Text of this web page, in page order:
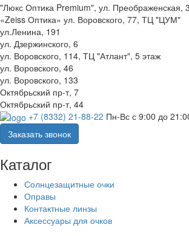
"Люкс Оптика Premium", ул. Преображенская,
«Zeiss Оптика» ул. Воровского, 77, ТЦ "ЦУМ"
ул.Ленина, 191
ул. Дзержинского, 6
ул. Воровского, 114, ТЦ "Атлант", 5 этаж
ул. Воровского, 46
ул. Воровского, 133
Октябрьский пр-т, 7
Октябрьский пр-т, 44
+7 (8332) 21-88-22 Пн-Вс с 9:00 до
Заказать звонок
Каталог
Солнцезащитные очки
Оправы
Контактные линзы
Аксессуары для очков